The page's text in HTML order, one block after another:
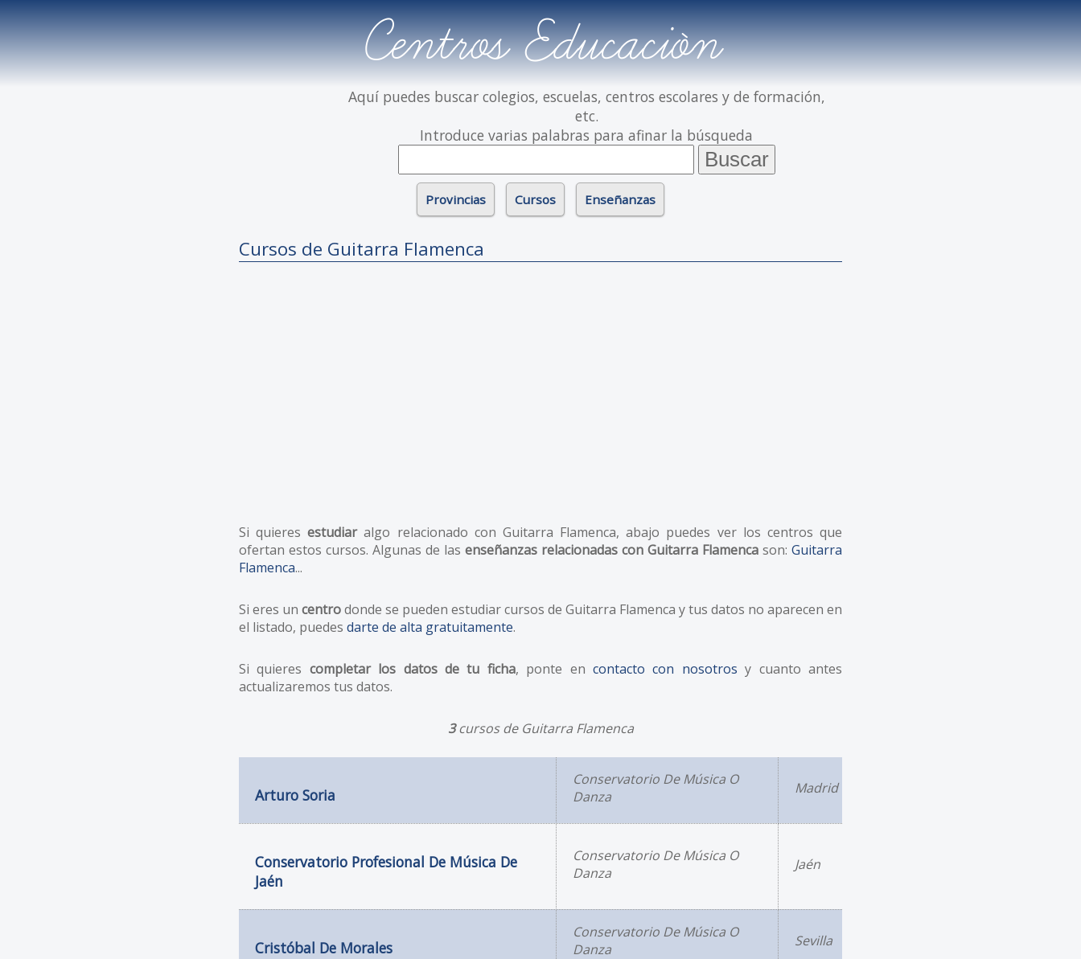
Centros Educación
Aquí puedes buscar colegios, escuelas, centros escolares y de formación,
etc.
Introduce varias palabras para afinar la búsqueda
Provincias Cursos Enseñanzas
Cursos de Guitarra Flamenca
Si quieresestudiaralgo relacionado con Guitarra Flamenca, abajo puedes ver los centros que
ofertan estos cursos. Algunas de las enseñanzas relacionadas con Guitarra Flamenca son: Guitarra
Flamenca...
Si eres un centrodonde se pueden estudiar cursos de Guitarra Flamenca y tus datos no aparecen en
el listado, puedes darte de alta gratuitamente.
Si quieres completar los datos de tu ficha, ponte encontacto con nosotros y cuanto antes
actualizaremos tus datos.
3cursos de Guitarra Flamenca
Arturo Soria
Conservatorio De Música O
Danza
Madrid
Conservatorio Profesional De Música De
Jaén
Conservatorio De Música O
Danza
Jaén
Cristóbal De Morales
Conservatorio De Música O
Danza
Sevilla